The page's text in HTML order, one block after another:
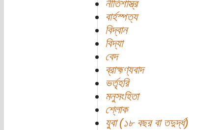
নীতিশাস্ত্র
বার্হস্পত্য
বিদ্বান
বিদ্যা
বেদ
ব্রাহ্মণ্যবাদ
ভর্তৃহরি
মনুসংহিতা
শ্লোক
যুবা (১৮ বছর বা তদুর্দ্ধ)